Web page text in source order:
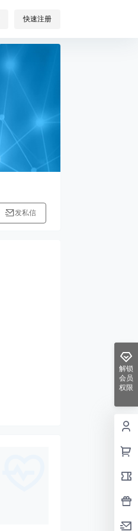
快速注册
发私信
解锁
会员
权限